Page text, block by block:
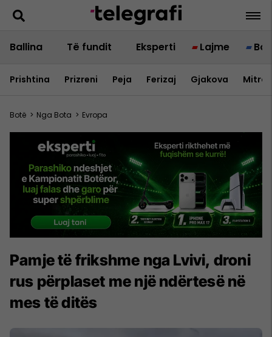
Ballina Të fundit Eksperti Lajme
Prishtina Prizreni Peja Ferizaj Gjakova
Botë > Nga Bota > Evropa
Pamje të frikshme nga Lvivi, droni
rus përplaset me një ndërtesë në
mes të ditës